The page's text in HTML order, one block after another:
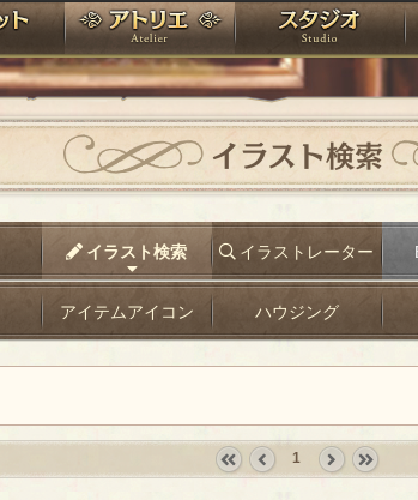
ローレット アトリエ
イラスト検索
イラスト検索 イラストレーター
アイテムアイコン ハウジング
1